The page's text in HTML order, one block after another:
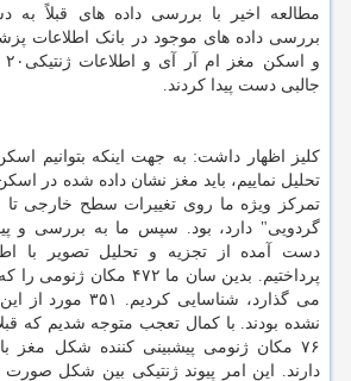
مطالعه اخیر با بررسی داده های قبلاً به
جالبی دست پیدا کردند.
کلیز اظهار داشت: به جهت اینکه بتوانیم
تحلیل نماییم، باید مغز نشان داده شده در
تمرکز ویژه ما روی تغییرات سطح خارجی
گردویی" دارد، بود. سپس ما به بررسی و
دست آمده از تجزیه و تحلیل تصویر با
پرداختیم. بدین سان ما ۴۷۲
می گذارد، شناسایی
نشده بودند. با کمال تعجب متوجه شدیم که
۷۶ مکان ژنومی پیشبینی کننده شکل
دارند. این امر پیوند ژنتیکی بین شکل